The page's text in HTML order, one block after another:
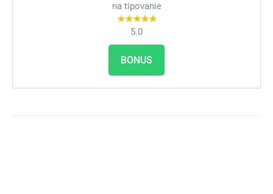
na tipovanie
★★★★★
5.0
BONUS